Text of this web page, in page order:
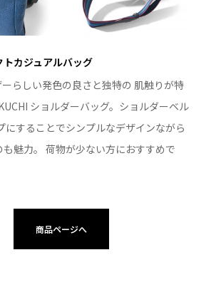
カジュアルバッグ
らしい発色の良さと独特の 肌触りが特
ショルダーバッグ。ショルダーベル
にすることでシンプルなデザインながら
魅力。 荷物が少ない方におすすめで
商品ページへ